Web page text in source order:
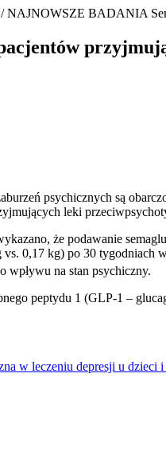
/ NAJNOWSZE BADANIA
psychicznych są
leki
że podawanie
vs. 0,17 kg) po 30
wpływu na stan psychiczny.
peptydu 1 (GLP-1 –
w leczeniu depresji u dzieci i